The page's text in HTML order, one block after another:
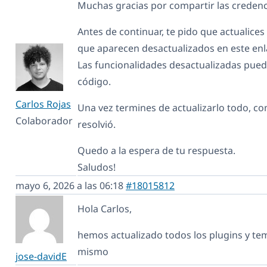
Carlos Rojas
Colaborador
Muchas gracias por compartir las
Antes de continuar, te pido que
que aparecen desactualizados en este
Las funcionalidades desactualizadas
código.
Una vez termines de actualizarlo todo,
resolvió.
Quedo a la espera de tu respuesta.
Saludos!
mayo 6, 2026 a las 06:18#18015812
jose-davidE
Hola Carlos,
hemos actualizado todos los plugins y
mismo